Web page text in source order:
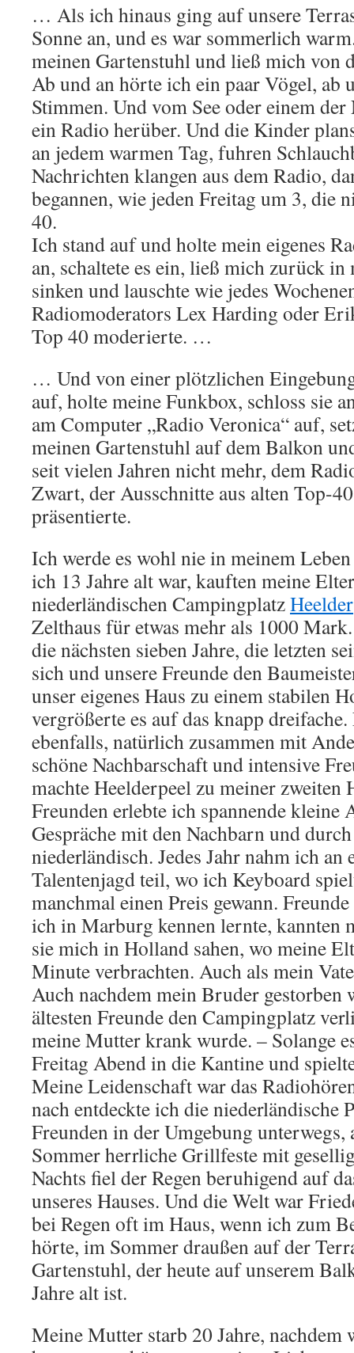
… Als ich hinaus ging auf unsere
Sonne an, und es war sommerlich
meinen Gartenstuhl und ließ mich von
Ab und an hörte ich ein paar Vögel, ab
Stimmen. Und vom See oder einem
ein Radio herüber. Und die Kinder
an jedem warmen Tag, fuhren
Nachrichten klangen aus dem Radio,
begannen, wie jeden Freitag um 3, die
40.
Ich stand auf und holte mein eigenes
an, schaltete es ein, ließ mich zurück
sinken und lauschte wie jedes
Radiomoderators Lex Harding oder
Top 40 moderierte. …
… Und von einer plötzlichen
auf, holte meine Funkbox, schloss sie
am Computer „Radio Veronica“ auf,
meinen Gartenstuhl auf dem Balkon
seit vielen Jahren nicht mehr, dem
Zwart, der Ausschnitte aus alten Top-
präsentierte.
Ich werde es wohl nie in meinem
ich 13 Jahre alt war, kauften meine
niederländischen Campingplatz
Zelthaus für etwas mehr als 1000
die nächsten sieben Jahre, die letzten
sich und unsere Freunde den
unser eigenes Haus zu einem stabilen
vergrößerte es auf das knapp
ebenfalls, natürlich zusammen mit
schöne Nachbarschaft und intensive
machte Heelderpeel zu meiner zweiten
Freunden erlebte ich spannende kleine
Gespräche mit den Nachbarn und
niederländisch. Jedes Jahr nahm ich an
Talentenjagd teil, wo ich Keyboard
manchmal einen Preis gewann.
ich in Marburg kennen lernte, kannten
sie mich in Holland sahen, wo meine
Minute verbrachten. Auch als mein
Auch nachdem mein Bruder gestorben
ältesten Freunde den Campingplatz
meine Mutter krank wurde. – Solange
Freitag Abend in die Kantine und
Meine Leidenschaft war das
nach entdeckte ich die
Freunden in der Umgebung
Sommer herrliche Grillfeste mit
Nachts fiel der Regen beruhigend auf
unseres Hauses. Und die Welt war
bei Regen oft im Haus, wenn ich zum
hörte, im Sommer draußen auf der
Gartenstuhl, der heute auf unserem
Jahre alt ist.
Meine Mutter starb 20 Jahre, nachdem